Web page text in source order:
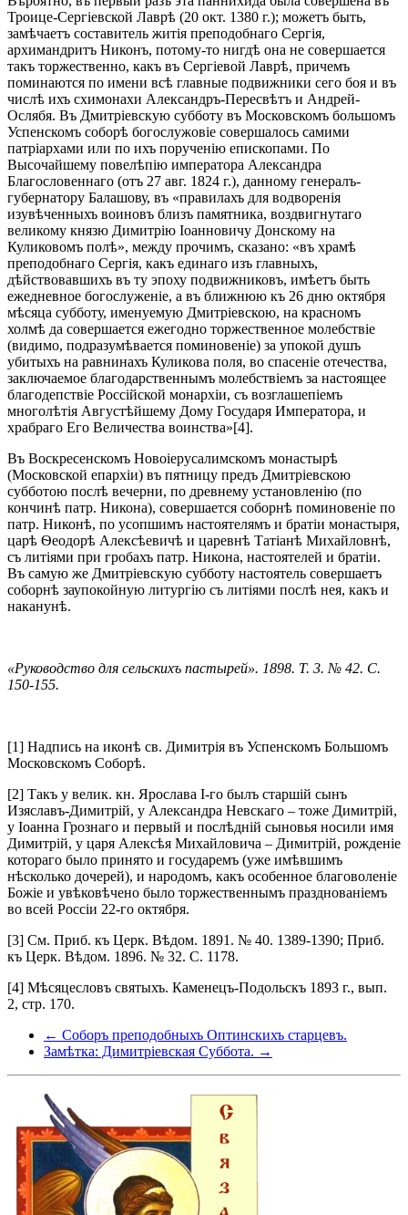
Троице-Сергіевской Лаврѣ (20 окт. 1380 г.); можетъ быть,
замѣчаетъ составитель житія преподобнаго Сергія,
архимандритъ Никонъ, потому-то нигдѣ она не совершается
такъ торжественно, какъ въ Сергіевой Лаврѣ, причемъ
поминаются по имени всѣ главные подвижники сего боя и въ
числѣ ихъ схимонахи Александръ-Пересвѣтъ и Андрей-
Ослябя. Въ Дмитріевскую субботу въ Московскомъ большомъ
Успенскомъ соборѣ богослужовіе совершалось самими
патріархами или по ихъ порученію епископами. По
Высочайшему повелѣпію императора Александра
Благословеннаго (отъ 27 авг. 1824 г.), данному генералъ-
губернатору Балашову, въ «правилахъ для водворенія
изувѣченныхъ воиновъ близъ памятника, воздвигнутаго
великому князю Димитрію Іоанновичу Донскому на
Куликовомъ полѣ», между прочимъ, сказано: «въ храмѣ
преподобнаго Сергія, какъ единаго изъ главныхъ,
дѣйствовавшихъ въ ту эпоху подвижниковъ, имѣетъ быть
ежедневное богослуженіе, а въ ближнюю къ 26 дню октября
мѣсяца субботу, именуемую Дмитріевскою, на красномъ
холмѣ да совершается ежегодно торжественное молебствіе
(видимо, подразумѣвается поминовеніе) за упокой душъ
убитыхъ на равнинахъ Куликова поля, во спасеніе отечества,
заключаемое благодарственнымъ молебствіемъ за настоящее
благодепствіе Россійской монархіи, съ возглашепіемъ
многолѣтія Августѣйшему Дому Государя Императора, и
храбраго Его Величества воинства»[4].
Въ Воскресенскомъ Новоіерусалимскомъ монастырѣ
(Московской епархіи) въ пятницу предъ Дмитріевскою
субботою послѣ вечерни, по древнему установленію (по
кончинѣ патр. Никона), совершается соборнѣ поминовеніе по
патр. Никонѣ, по усопшимъ настоятелямъ и братіи монастыря,
царѣ Ѳеодорѣ Алексѣевичѣ и царевнѣ Татіанѣ Михайловнѣ,
съ литіями при гробахъ патр. Никона, настоятелей и братіи.
Въ самую же Дмитріевскую субботу настоятель совершаетъ
соборнѣ заупокойную литургію съ литіями послѣ нея, какъ и
наканунѣ.
«Руководство для сельскихъ пастырей». 1898. Т. 3. № 42. С.
150-155.
[1] Надпись на иконѣ св. Димитрія въ Успенскомъ Большомъ
Московскомъ Соборѣ.
[2] Такъ у велик. кн. Ярослава І-го былъ старшій сынъ
Изяславъ-Димитрій, у Александра Невскаго – тоже Димитрій,
у Іоанна Грознаго и первый и послѣдній сыновья носили имя
Димитрій, у царя Алексѣя Михайловича – Димитрій, рожденіе
котораго было принято и государемъ (уже имѣвшимъ
нѣсколько дочерей), и народомъ, какъ особенное благоволеніе
Божіе и увѣковѣчено было торжественнымъ празднованіемъ
во всей Россіи 22-го октября.
[3] См. Приб. къ Церк. Вѣдом. 1891. № 40. 1389-1390; Приб.
къ Церк. Вѣдом. 1896. № 32. С. 1178.
[4] Мѣсяцесловъ святыхъ. Каменецъ-Подольскъ 1893 г., вып.
2, стр. 170.
← Соборъ преподобныхъ Оптинскихъ старцевъ.
Замѣтка: Димитріевская Суббота. →